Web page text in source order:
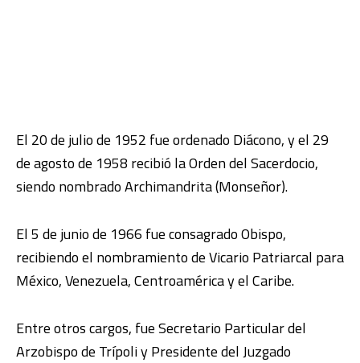
El 20 de julio de 1952 fue ordenado Diácono, y el 29
de agosto de 1958 recibió la Orden del Sacerdocio,
siendo nombrado Archimandrita (Monseñor).
El 5 de junio de 1966 fue consagrado Obispo,
recibiendo el nombramiento de Vicario Patriarcal para
México, Venezuela, Centroamérica y el Caribe.
Entre otros cargos, fue Secretario Particular del
Arzobispo de Trípoli y Presidente del Juzgado